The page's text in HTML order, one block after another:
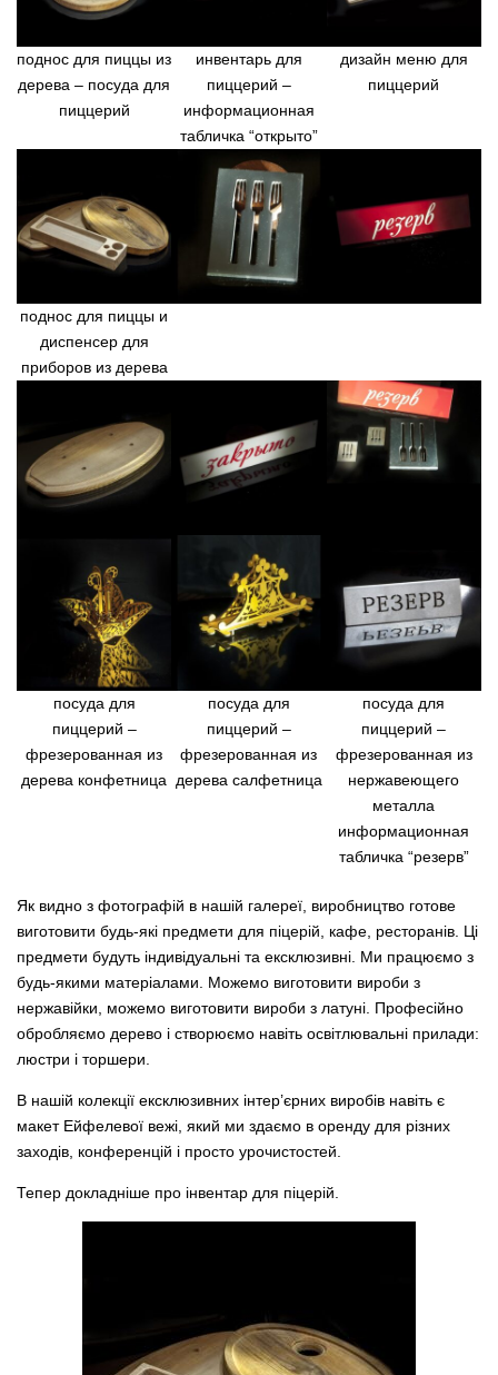
поднос для пиццы из
дерева – посуда для
пиццерий
инвентарь для
пиццерий –
информационная
табличка “открыто”
дизайн меню для
пиццерий
поднос для пиццы и
диспенсер для
приборов из дерева
посуда для
пиццерий –
фрезерованная из
дерева конфетница
посуда для
пиццерий –
фрезерованная из
дерева салфетница
посуда для
пиццерий –
фрезерованная из
нержавеющего
металла
информационная
табличка “резерв”
Як видно з фотографій в нашій галереї, виробництво готове
виготовити будь-які предмети для піцерій, кафе, ресторанів. Ці
предмети будуть індивідуальні та ексклюзивні. Ми працюємо з
будь-якими матеріалами. Можемо виготовити вироби з
нержавійки, можемо виготовити вироби з латуні. Професійно
обробляємо дерево і створюємо навіть освітлювальні прилади:
люстри і торшери
В нашій колекції ексклюзивних інтер’єрних виробів навіть є
макет Ейфелевої вежі , який ми здаємо в оренду для різних
заходів, конференцій і просто урочистостей.
Тепер докладніше про інвентар для піцерій.